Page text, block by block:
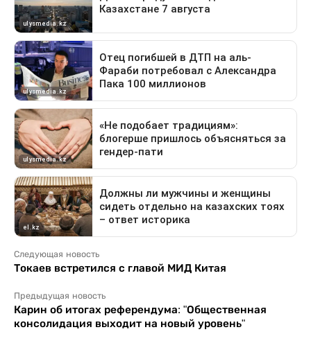
Следующая новость
Токаев встретился с главой МИД Китая
Предыдущая новость
Карин об итогах референдума: "Общественная
консолидация выходит на новый уровень"